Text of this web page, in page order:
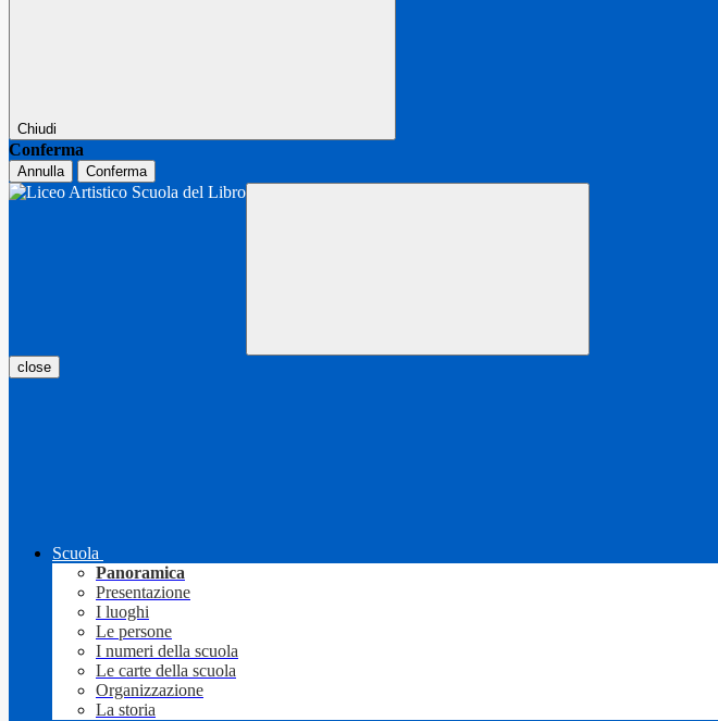
Chiudi
Conferma
Annulla Conferma
close
Scuola
Panoramica
Presentazione
I luoghi
Le persone
I numeri della scuola
Le carte della scuola
Organizzazione
La storia